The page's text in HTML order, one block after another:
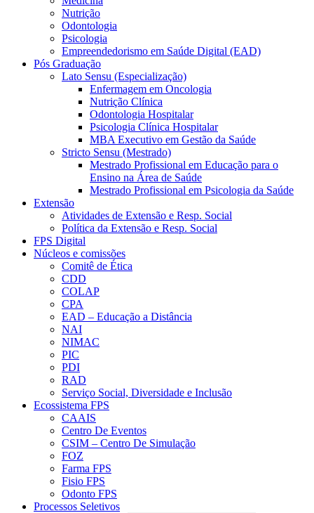
Nutrição
Odontologia
Psicologia
Empreendedorismo em Saúde Digital (EAD)
Pós Graduação
Lato Sensu (Especialização)
Enfermagem em Oncologia
Nutrição Clínica
Odontologia Hospitalar
Psicologia Clínica Hospitalar
MBA Executivo em Gestão da Saúde
Stricto Sensu (Mestrado)
Mestrado Profissional em Educação para o
Ensino na Área de Saúde
Mestrado Profissional em Psicologia da Saúde
Extensão
Atividades de Extensão e Resp. Social
Política da Extensão e Resp. Social
FPS Digital
Núcleos e comissões
Comitê de Ética
CDD
COLAP
CPA
EAD – Educação a Distância
NAI
NIMAC
PIC
PDI
RAD
Serviço Social, Diversidade e Inclusão
Ecossistema FPS
CAAIS
Centro De Eventos
CSIM – Centro De Simulação
FOZ
Farma FPS
Fisio FPS
Odonto FPS
Processos Seletivos